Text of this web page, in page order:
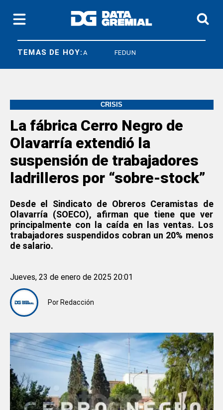
TEMAS DE HOY:
SICONARA FEDUN
CRISIS
La fábrica Cerro Negro de
Olavarría extendió la
suspensión de trabajadores
ladrilleros por “sobre-stock”
Desde el Sindicato de Obreros Ceramistas de
Olavarría (SOECO), afirman que tiene que ver
principalmente con la caída en las ventas. Los
trabajadores suspendidos cobran un 20% menos
de salario.
Por Redacción
Jueves, 23 de enero de 2025 20:01